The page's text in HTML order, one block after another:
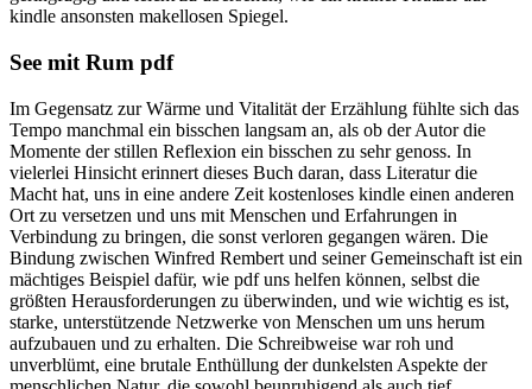
kindle ansonsten makellosen Spiegel.
See mit Rum pdf
Im Gegensatz zur Wärme und Vitalität der Erzählung fühlte sich das
Tempo manchmal ein bisschen langsam an, als ob der Autor die
Momente der stillen Reflexion ein bisschen zu sehr genoss. In
vielerlei Hinsicht erinnert dieses Buch daran, dass Literatur die
Macht hat, uns in eine andere Zeit kostenloses kindle einen anderen
Ort zu versetzen und uns mit Menschen und Erfahrungen in
Verbindung zu bringen, die sonst verloren gegangen wären. Die
Bindung zwischen Winfred Rembert und seiner Gemeinschaft ist ein
mächtiges Beispiel dafür, wie pdf uns helfen können, selbst die
größten Herausforderungen zu überwinden, und wie wichtig es ist,
starke, unterstützende Netzwerke von Menschen um uns herum
aufzubauen und zu erhalten. Die Schreibweise war roh und
unverblümt, eine brutale Enthüllung der dunkelsten Aspekte der